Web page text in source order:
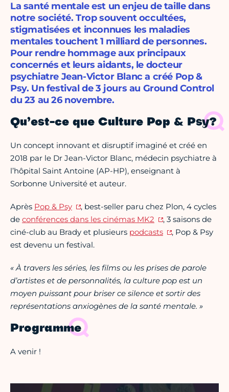
La santé mentale est un enjeu de taille dans
notre société. Trop souvent occultées,
stigmatisées et inconnues les maladies
mentales touchent 1 milliard de personnes.
Pour rendre hommage aux principaux
concernés et leurs aidants, le docteur
psychiatre Jean-Victor Blanc a créé Pop &
Psy. Un festival de 3 jours au Ground Control
du 23 au 26 novembre.
Qu’est-ce que Culture Pop & Psy?
Un concept innovant et disruptif imaginé et créé en
2018 par le Dr Jean-Victor Blanc, médecin psychiatre à
l’hôpital Saint Antoine (AP-HP), enseignant à
Sorbonne Université et auteur.
Après Pop & Psy
, best-seller paru chez Plon, 4 cycles
de conférences dans les cinémas MK2
, 3 saisons de
ciné-club au Brady et plusieurs podcasts
, Pop & Psy
est devenu un festival.
« À travers les séries, les films ou les prises de parole
d’artistes et de personnalités, la culture pop est un
moyen puissant pour briser ce silence et sortir des
représentations anxiogènes de la santé mentale. »
Programme
A venir !